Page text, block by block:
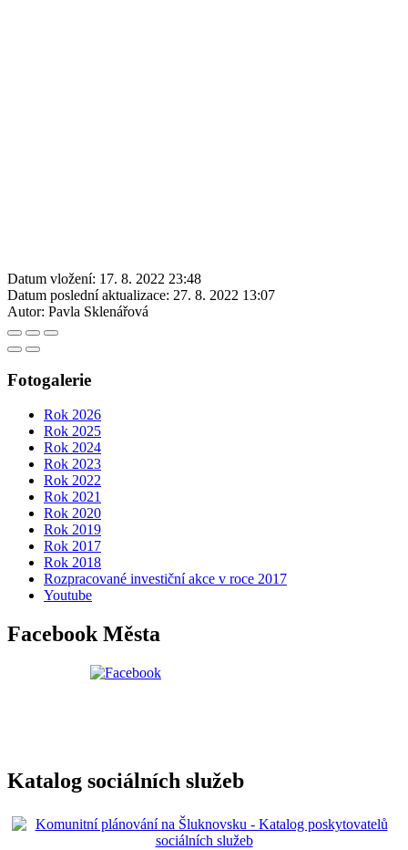
Datum vložení: 17. 8. 2022 23:48
Datum poslední aktualizace: 27. 8. 2022 13:07
Autor: Pavla Sklenářová
Fotogalerie
Rok 2026
Rok 2025
Rok 2024
Rok 2023
Rok 2022
Rok 2021
Rok 2020
Rok 2019
Rok 2017
Rok 2018
Rozpracované investiční akce v roce 2017
Youtube
Facebook Města
Katalog sociálních služeb